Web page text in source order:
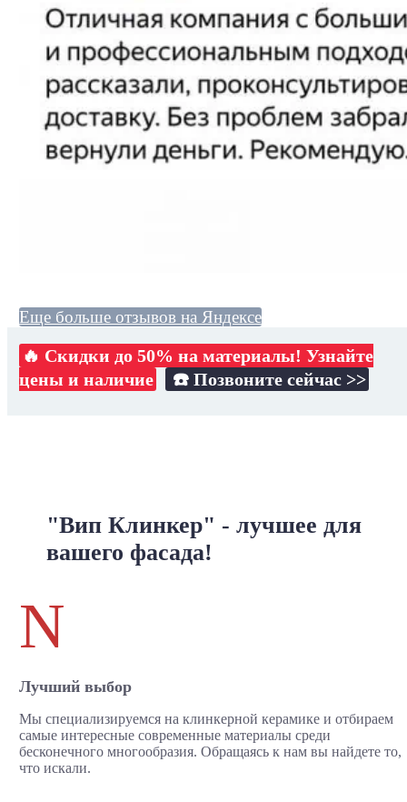
Еще больше отзывов на Яндексе
🔥 Скидки до 50% на материалы! Узнайте
цены и наличие
☎️ Позвоните сейчас >>
"Вип Клинкер" - лучшее для
вашего фасада!
N
Лучший выбор
Мы специализируемся на клинкерной керамике и отбираем
самые интересные современные материалы среди
бесконечного многообразия. Обращаясь к нам вы найдете то,
что искали.